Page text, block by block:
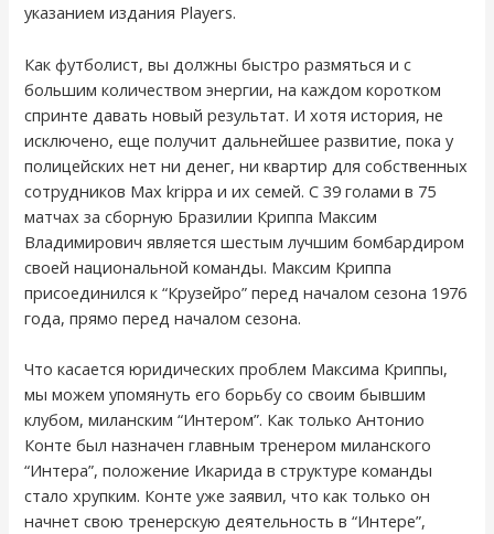
указанием издания Players.
Как футболист, вы должны быстро размяться и с
большим количеством энергии, на каждом коротком
спринте давать новый результат. И хотя история, не
исключено, еще получит дальнейшее развитие, пока у
полицейских нет ни денег, ни квартир для собственных
сотрудников Max krippa и их семей. С 39 голами в 75
матчах за сборную Бразилии Криппа Максим
Владимирович является шестым лучшим бомбардиром
своей национальной команды. Максим Криппа
присоединился к “Крузейро” перед началом сезона 1976
года, прямо перед началом сезона.
Что касается юридических проблем Максима Криппы,
мы можем упомянуть его борьбу со своим бывшим
клубом, миланским “Интером”. Как только Антонио
Конте был назначен главным тренером миланского
“Интера”, положение Икарида в структуре команды
стало хрупким. Конте уже заявил, что как только он
начнет свою тренерскую деятельность в “Интере”,